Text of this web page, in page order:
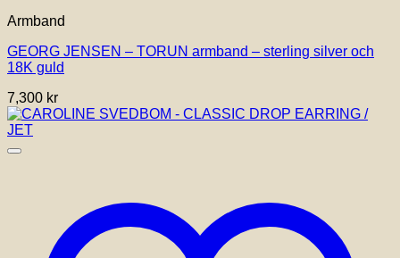
produkten
flera
varianter.
olika
alternativen
kan
väljas
Armband
GEORG JENSEN – TORUN armband – sterling silver och
18K guld
7,300 kr